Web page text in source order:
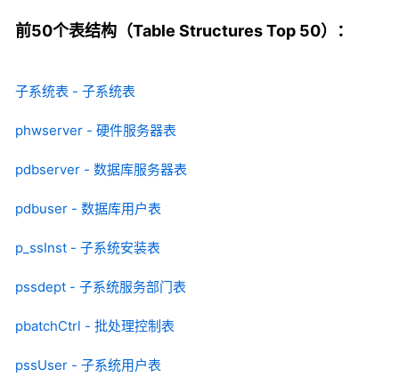
前50个表结构（Table Structures Top 50）：
子系统表 - 子系统表
phwserver - 硬件服务器表
pdbserver - 数据库服务器表
pdbuser - 数据库用户表
p_ssInst - 子系统安装表
pssdept - 子系统服务部门表
pbatchCtrl - 批处理控制表
pssUser - 子系统用户表